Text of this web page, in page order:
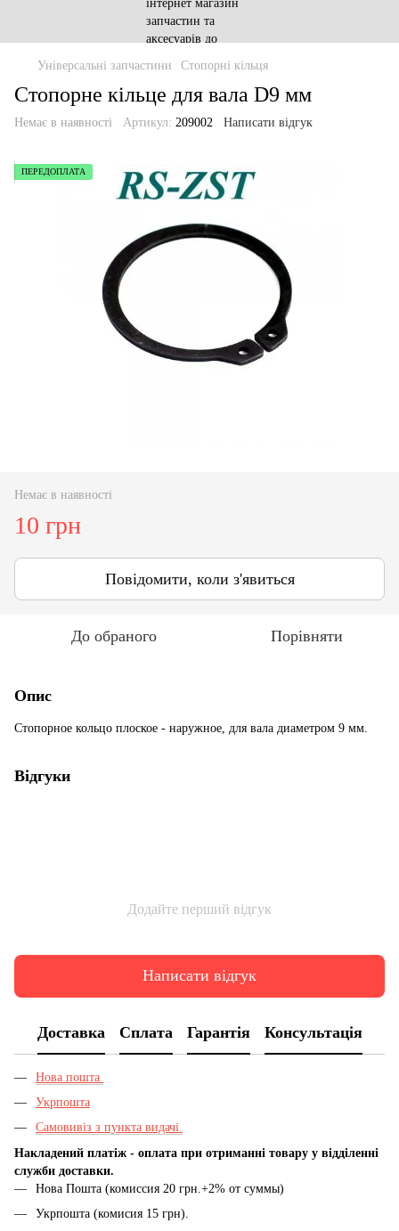
Універсальні запчастини Стопорні кільця
Стопорне кільце для вала D9 мм
Немає в наявності Артикул: 209002 Написати відгук
ПЕРЕДОПЛАТА
Немає в наявності
10 грн
Повідомити, коли з'явиться
До обраного Порівняти
Опис
Стопорное кольцо плоское - наружное, для вала диаметром 9 мм.
Відгуки
Додайте перший відгук
Написати відгук
Доставка Сплата Гарантія Консультація
Нова пошта
Укрпошта
Самовивіз з пункта видачі
Накладений платіж - оплата при отриманні товару у відділенні
служби доставки.
Нова Пошта (комиссия 20 грн.+2% от суммы)
Укрпошта (комисия 15 грн).